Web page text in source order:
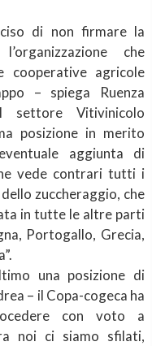
di non firmare la
che
cooperative agricole
– spiega Ruenza
settore Vitivinicolo
posizione in merito
aggiunta di
vede contrari tutti i
zuccheraggio, che
in tutte le altre parti
Portogallo, Grecia,
una posizione di
– il Copa-cogeca ha
con voto a
noi ci siamo sfilati,